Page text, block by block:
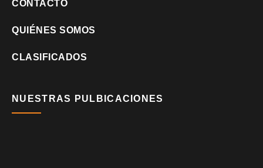
CONTACTO
QUIÉNES SOMOS
CLASIFICADOS
NUESTRAS PULBICACIONES